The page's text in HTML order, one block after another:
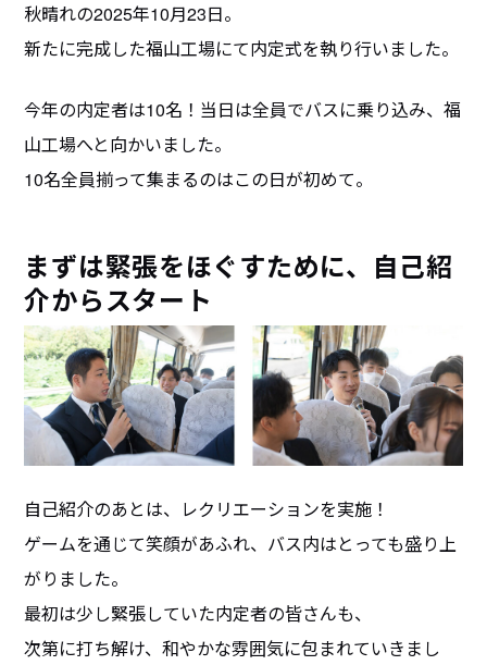
秋晴れの2025年10月23日。
新たに完成した福山工場にて内定式を執り行いました。
今年の内定者は10名！当日は全員でバスに乗り込み、福
山工場へと向かいました。
10名全員揃って集まるのはこの日が初めて。
まずは緊張をほぐすために、自己紹
介からスタート
自己紹介のあとは、レクリエーションを実施！
ゲームを通じて笑顔があふれ、バス内はとっても盛り上
がりました。
最初は少し緊張していた内定者の皆さんも、
次第に打ち解け、和やかな雰囲気に包まれていきまし